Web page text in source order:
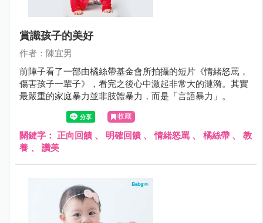
賞識孩子的美好
作者：陳宜男
前陣子看了一部由橘絲帶基金會所拍攝的短片《情緒怒罵，
傷害孩子一輩子》，看完之後心中激起非常大的漣漪。其實
最嚴重的家庭暴力並非肢體暴力，而是「言語暴力」。
收藏
關鍵字： 正向回饋、 明確回饋、情緒怒罵 、 橘絲帶 、 教
養 、 讚美